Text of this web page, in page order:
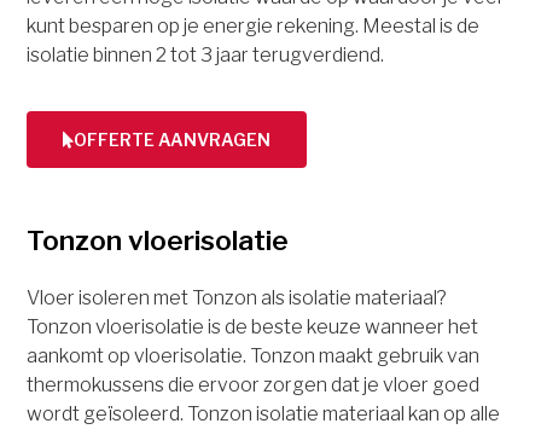
kunt besparen op je energie rekening. Meestal is de
isolatie binnen 2 tot 3 jaar terugverdiend.
OFFERTE AANVRAGEN
Tonzon vloerisolatie
Vloer isoleren met Tonzon als isolatie materiaal?
Tonzon vloerisolatie is de beste keuze wanneer het
aankomt op vloerisolatie. Tonzon maakt gebruik van
thermokussens die ervoor zorgen dat je vloer goed
wordt geïsoleerd. Tonzon isolatie materiaal kan op alle